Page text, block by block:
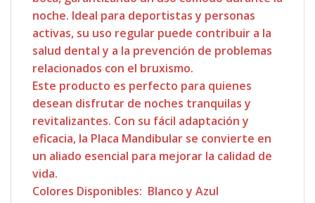
noche. Ideal para deportistas y personas
activas, su uso regular puede contribuir a la
salud dental y a la prevención de problemas
relacionados con el bruxismo.
Este producto es perfecto para quienes
desean disfrutar de noches tranquilas y
revitalizantes. Con su fácil adaptación y
eficacia, la Placa Mandibular se convierte en
un aliado esencial para mejorar la calidad de
vida.
Colores Disponibles: Blanco y Azul